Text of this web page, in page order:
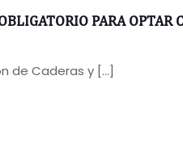
PARA OPTAR
de Caderas y […]